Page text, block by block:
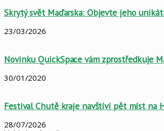
Skrytý svět Maďarska: Objevte jeho
23/03/2026
Novinku QuickSpace vám zprostředkuje
30/01/2020
Festival Chutě kraje navštíví pět míst na
28/07/2026